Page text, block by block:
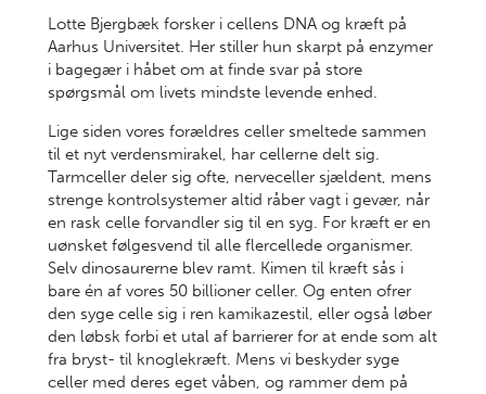
Lotte Bjergbæk forsker i cellens DNA og kræft på
Aarhus Universitet. Her stiller hun skarpt på enzymer
i bagegær i håbet om at finde svar på store
spørgsmål om livets mindste levende enhed.
Lige siden vores forældres celler smeltede sammen
til et nyt verdensmirakel, har cellerne delt sig.
Tarmceller deler sig ofte, nerveceller sjældent, mens
strenge kontrolsystemer altid råber vagt i gevær, når
en rask celle forvandler sig til en syg. For kræft er en
uønsket følgesvend til alle flercellede organismer.
Selv dinosaurerne blev ramt. Kimen til kræft sås i
bare én af vores 50 billioner celler. Og enten ofrer
den syge celle sig i ren kamikazestil, eller også løber
den løbsk forbi et utal af barrierer for at ende som alt
fra bryst- til knoglekræft. Mens vi beskyder syge
celler med deres eget våben, og rammer dem på